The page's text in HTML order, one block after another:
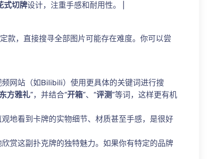
式切牌设计，注重手感和耐用性。 |
款，直接搜寻全部图片可能存在难度。你可以尝
网站（如Bilibili）使用更具体的关键词进行搜
方雅礼”，并结合“开箱”、“评测”等词，这样更有机
地看到卡牌的实物细节、材质甚至手感，是很好
赏这副扑克牌的独特魅力。如果你有特定的品牌